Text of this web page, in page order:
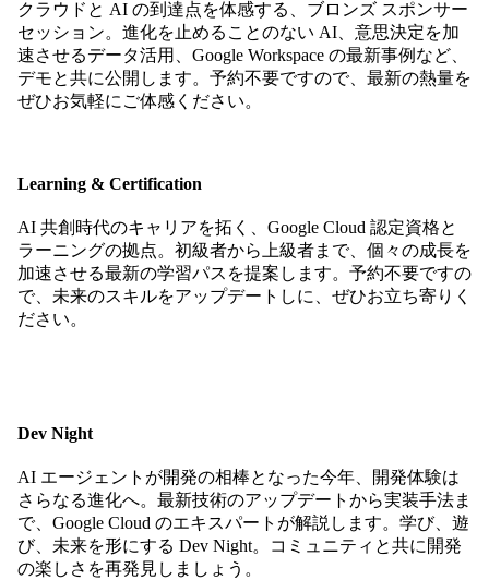
クラウドと AI の到達点を体感する、ブロンズ スポンサー
セッション。進化を止めることのない AI、意思決定を加
速させるデータ活用、Google Workspace の最新事例など、
デモと共に公開します。予約不要ですので、最新の熱量を
ぜひお気軽にご体感ください。
Learning & Certification
AI 共創時代のキャリアを拓く、Google Cloud 認定資格と
ラーニングの拠点。初級者から上級者まで、個々の成長を
加速させる最新の学習パスを提案します。予約不要ですの
で、未来のスキルをアップデートしに、ぜひお立ち寄りく
ださい。
Dev Night
AI エージェントが開発の相棒となった今年、開発体験は
さらなる進化へ。最新技術のアップデートから実装手法ま
で、Google Cloud のエキスパートが解説します。学び、遊
び、未来を形にする Dev Night。コミュニティと共に開発
の楽しさを再発見しましょう。